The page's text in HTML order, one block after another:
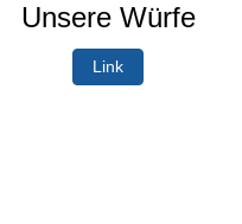
Unsere Würfe
Link